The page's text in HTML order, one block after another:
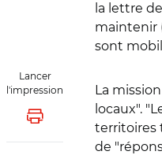
Lancer
l'impression
Lancer l'impression
la lettre
maintenir
sont
La
locaux".
territoires
de